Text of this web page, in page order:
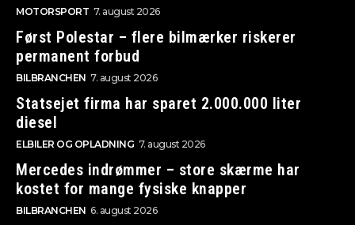
MOTORSPORT 7. august 2026
Først Polestar – flere bilmærker riskerer
permanent forbud
BILBRANCHEN 7. august 2026
Statsejet firma har sparet 2.000.000 liter
diesel
ELBILER OG OPLADNING 7. august 2026
Mercedes indrømmer – store skærme har
kostet for mange fysiske knapper
BILBRANCHEN 6. august 2026